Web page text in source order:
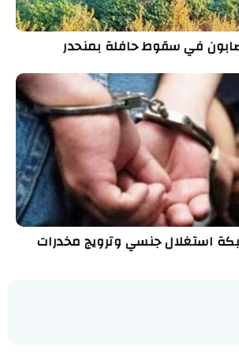
في سقوط حافلة بمنحدر
استغلال جنسي وترويج مخدرات